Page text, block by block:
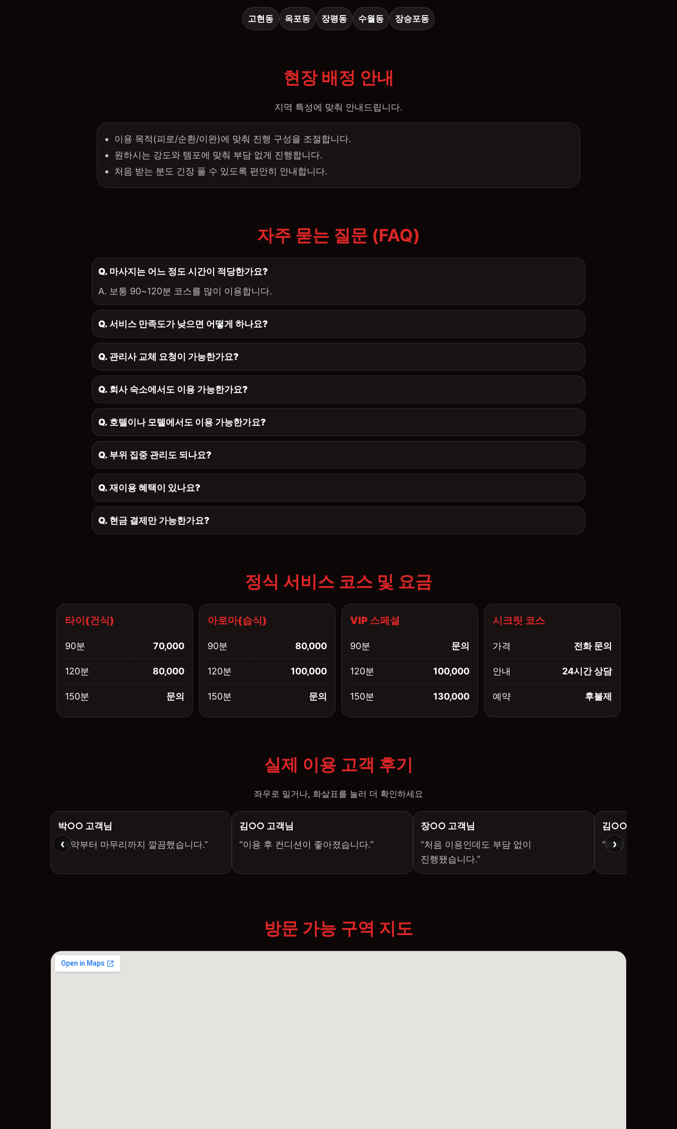
고현동 옥포동 장평동 수월동 장승포동
현장 배정 안내
지역 특성에 맞춰 안내드립니다.
이용 목적(피로/순환/이완)에 맞춰 진행 구성을 조절합니다.
원하시는 강도와 템포에 맞춰 부담 없게 진행합니다.
처음 받는 분도 긴장 풀 수 있도록 편안히 안내합니다.
자주 묻는 질문 (FAQ)
Q. 마사지는 어느 정도 시간이 적당한가요?
A. 보통 90~120분 코스를 많이 이용합니다.
Q. 서비스 만족도가 낮으면 어떻게 하나요?
Q. 관리사 교체 요청이 가능한가요?
Q. 회사 숙소에서도 이용 가능한가요?
Q. 호텔이나 모텔에서도 이용 가능한가요?
Q. 부위 집중 관리도 되나요?
Q. 재이용 혜택이 있나요?
Q. 현금 결제만 가능한가요?
정식 서비스 코스 및 요금
타이(건식)
90분 70,000
120분 80,000
150분 문의
아로마(습식)
90분 80,000
120분 100,000
150분 문의
VIP 스페셜
90분 문의
120분 100,000
150분 130,000
시크릿 코스
가격 전화 문의
안내 24시간 상담
예약 후불제
실제 이용 고객 후기
좌우로 밀거나, 화살표를 눌러 더 확인하세요
‹
박○○ 고객님
“예약부터 마무리까지 깔끔했습니다.”
김○○ 고객님
“이용 후 컨디션이 좋아졌습니다.”
장○○ 고객님
“처음 이용인데도 부담 없이
진행됐습니다.”
김○○ 고객님
“예약 과정이 간
›
방문 가능 구역 지도